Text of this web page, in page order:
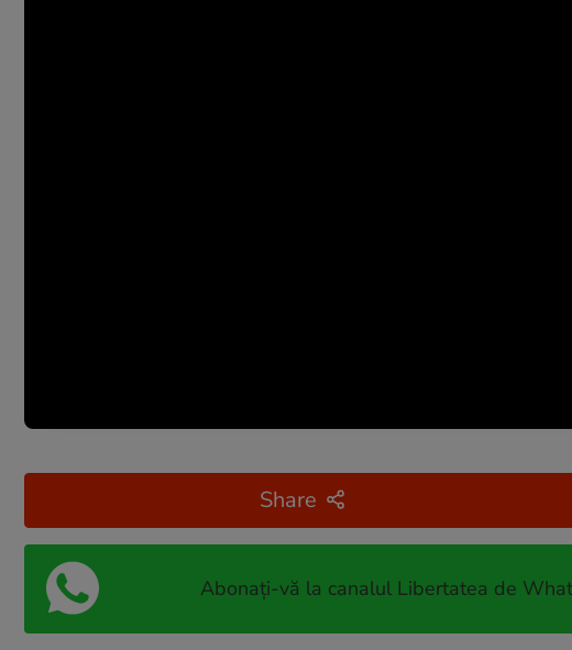
Share
Abonați-vă la canalul Libertatea de